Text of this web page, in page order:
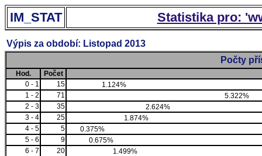
IM_STAT Statistika pro:
Výpis za období: Listopad 2013
Počty
Hod.
Počet
0 - 1
15
1.124%
1 - 2
71
5.322%
2 - 3
35
2.624%
3 - 4
25
1.874%
4 - 5
5
0.375%
5 - 6
9
0.675%
6 - 7
20
1.499%